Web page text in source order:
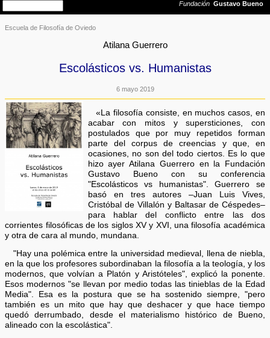
Escuela de Filosofía de Oviedo
Atilana Guerrero
Escolásticos vs. Humanistas
6 mayo 2019
«La filosofía consiste, en muchos casos, en
acabar con mitos y supersticiones, con
postulados que por muy repetidos forman
parte del corpus de creencias y que, en
ocasiones, no son del todo ciertos. Es lo que
hizo ayer Atilana Guerrero en la Fundación
Gustavo Bueno con su conferencia
"Escolásticos vs humanistas". Guerrero se
basó en tres autores –Juan Luis Vives,
Cristóbal de Villalón y Baltasar de Céspedes–
para hablar del conflicto entre las dos
corrientes filosóficas de los siglos XV y XVI, una filosofía académica
y otra de cara al mundo, mundana.
"Hay una polémica entre la universidad medieval, llena de niebla,
en la que los profesores subordinaban la filosofía a la teología, y los
modernos, que volvían a Platón y Aristóteles", explicó la ponente.
Esos modernos "se llevan por medio todas las tinieblas de la Edad
Media". Esa es la postura que se ha sostenido siempre, "pero
también es un mito que hay que deshacer y que hace tiempo
quedó derrumbado, desde el materialismo histórico de Bueno,
alineado con la escolástica".